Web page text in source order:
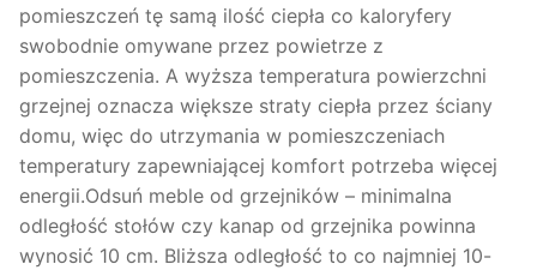
pomieszczeń tę samą ilość ciepła co kaloryfery
swobodnie omywane przez powietrze z
pomieszczenia. A wyższa temperatura powierzchni
grzejnej oznacza większe straty ciepła przez ściany
domu, więc do utrzymania w pomieszczeniach
temperatury zapewniającej komfort potrzeba więcej
energii.Odsuń meble od grzejników – minimalna
odległość stołów czy kanap od grzejnika powinna
wynosić 10 cm. Bliższa odległość to co najmniej 10-